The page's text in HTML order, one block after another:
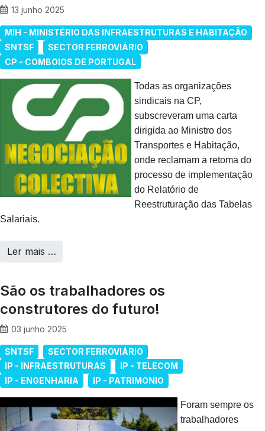
13 junho 2025
MIH - MINISTÉRIO DAS INFRAESTRUTURAS E HABITAÇÃO
SNTSF
SECTOR FERROVIÁRIO
CP - COMBOIOS DE PORTUGAL
Todas as organizações
sindicais na CP,
subscreveram uma carta
dirigida ao Ministro dos
Transportes e Habitação,
onde reclamam a retoma do
processo de implementação
do Relatório de
Reestruturação das Tabelas
Salariais.
Ler mais …
São os trabalhadores os
construtores do futuro!
03 junho 2025
SNTSF
SECTOR FERROVIÁRIO
IP - INFRAESTRUTURAS
IP - TELECOM
IP - ENGENHARIA
IP - PATRIMONIO
Foram sempre os
trabalhadores